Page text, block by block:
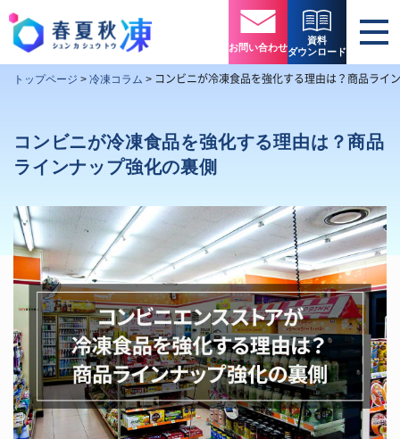
お問い合わせ
資料
ダウンロード
トップページ > 冷凍コラム > コンビニが冷凍食品を強化する理由は？商品ライ
コンビニが冷凍食品を強化する理由は？商品
ラインナップ強化の裏側